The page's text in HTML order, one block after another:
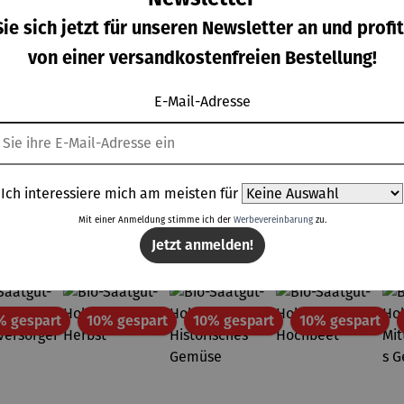
Beistelltis
Kommode
DESNA
Sideboard
MALA
Topseller der Kategorie Gartenzubehör
gespartRabatt10% gespartRabatt10% gespartRabatt10% gespart
sich jetzt für unseren Newsletter an und
von einer versandkostenfreien Bestellung!
E-Mail-Adresse
Ich interessiere mich am meisten für
Mit einer Anmeldung stimme ich der Werbevereinbarungzu.
Jetzt anmelden!